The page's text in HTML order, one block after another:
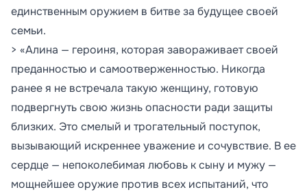
единственным оружием в битве за будущее своей
семьи.
> «Алина — героиня, которая завораживает своей
преданностью и самоотверженностью. Никогда
ранее я не встречала такую женщину, готовую
подвергнуть свою жизнь опасности ради защиты
близких. Это смелый и трогательный поступок,
вызывающий искреннее уважение и сочувствие. В ее
сердце — непоколебимая любовь к сыну и мужу —
мощнейшее оружие против всех испытаний, что